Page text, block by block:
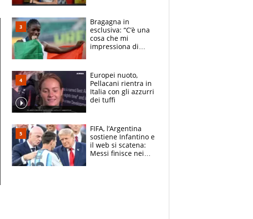
l'alleanza con
Donnarumma
Bragagna in
esclusiva: “C’è una
cosa che mi
impressiona di
E svela la sorpresa
agli Europei
Europei nuoto,
Pellacani rientra in
Italia con gli azzurri
dei tuffi
FIFA, l’Argentina
sostiene Infantino e
il web si scatena:
Messi finisce nei